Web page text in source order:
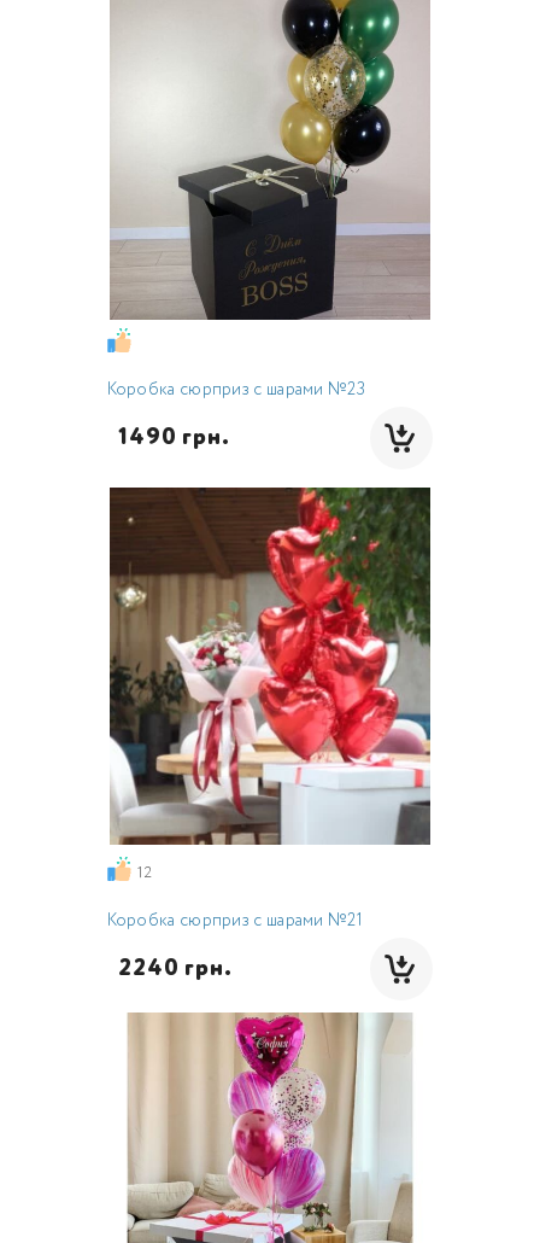
Коробка сюрприз с шарами №23
  1490 грн.
12
Коробка сюрприз с шарами №21
  2240 грн.